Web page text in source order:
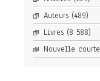
Auteurs (489)
Livres (8 588)
Nouvelle courte